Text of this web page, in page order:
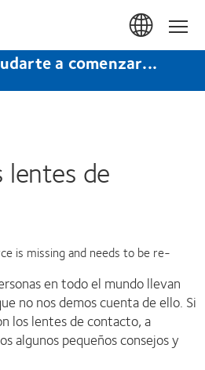
Inicio
a comenzar...
lentes de
is missing and needs to be re-
en todo el mundo llevan
no nos demos cuenta de ello. Si
los lentes de contacto, a
algunos pequeños consejos y